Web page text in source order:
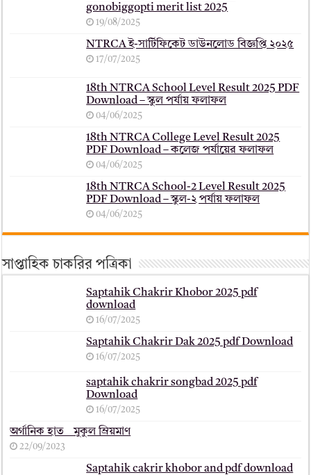
gonobiggopti merit list 2025
19/08/2025
NTRCA ই-সার্টিফিকেট ডাউনলোড বিজ্ঞপ্তি ২০২৫
17/07/2025
18th NTRCA School Level Result 2025 PDF
Download – স্কুল পর্যায় ফলাফল
04/06/2025
18th NTRCA College Level Result 2025
PDF Download – কলেজ পর্যায়ের ফলাফল
04/06/2025
18th NTRCA School-2 Level Result 2025
PDF Download – স্কুল-২ পর্যায় ফলাফল
04/06/2025
সাপ্তাহিক চাকরির পত্রিকা
Saptahik Chakrir Khobor 2025 pdf
download
16/07/2025
Saptahik Chakrir Dak 2025 pdf Download
16/07/2025
saptahik chakrir songbad 2025 pdf
Download
16/07/2025
অর্গানিক হাত _ মুকুল ম্রিয়মাণ
22/09/2023
Saptahik cakrir khobor and pdf download